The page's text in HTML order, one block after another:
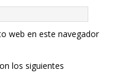
web en este navegador
los siguientes